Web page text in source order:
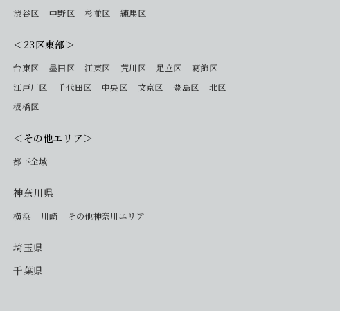
渋谷区
中野区 杉並区 練馬区
＜23区東部＞
台東区 墨田区 江東区 荒川区 足立区
葛飾区
江戸川区
千代田区 中央区 文京区 豊島区
北区
板橋区
＜その他エリア＞
都下全域
神奈川県
横浜 川崎 その他神奈川エリア
埼玉県
千葉県